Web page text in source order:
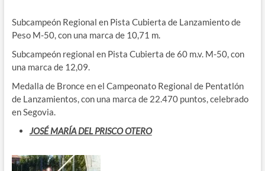
Subcampeón Regional en Pista Cubierta de Lanzamiento de
Peso M-50, con una marca de 10,71 m.
Subcampeón regional en Pista Cubierta de 60 m.v. M-50, con
una marca de 12,09.
Medalla de Bronce en el Campeonato Regional de Pentatlón
de Lanzamientos, con una marca de 22.470 puntos, celebrado
en Segovia.
JOSÉ MARÍA DEL PRISCO OTERO